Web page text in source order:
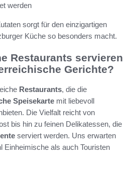
werden
sorgt für den einzigartigen
Küche so besonders macht.
Restaurants servieren
Gerichte?
Restaurants, die die
Speisekarte mit liebevoll
Die Vielfalt reicht von
bis hin zu feinen Delikatessen, die
serviert werden. Uns erwarten
Einheimische als auch Touristen